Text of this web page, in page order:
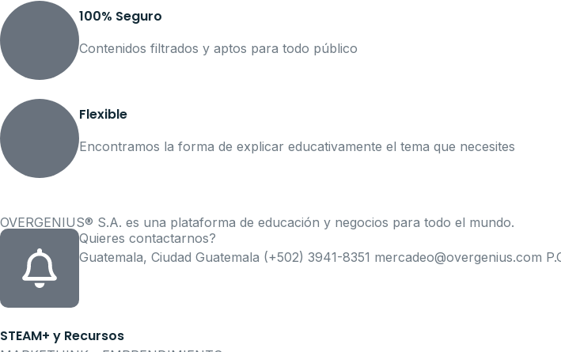
100% Seguro
Contenidos filtrados y aptos para todo público
Flexible
Encontramos la forma de explicar educativamente el tema que necesites
OVERGENIUS® S.A. es una plataforma de educación y negocios para todo el mundo.
Quieres contactarnos?
Guatemala, Ciudad Guatemala (+502) 3941-8351 mercadeo@overgenius.com
STEAM+ y Recursos